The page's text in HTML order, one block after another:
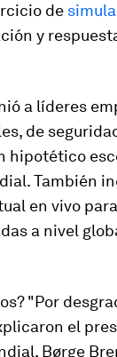
de
y
a líderes
de
hipotético
También
en vivo
a nivel
"Por
el
Børge